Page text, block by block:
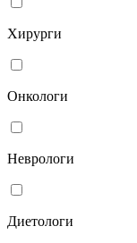
Хирурги
Онкологи
Неврологи
Диетологи